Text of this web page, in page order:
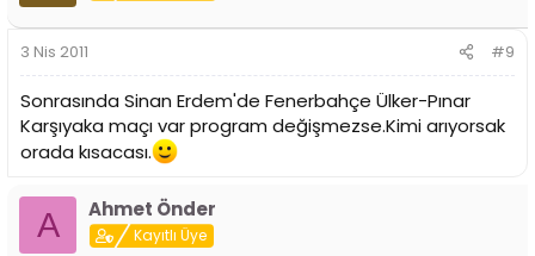
3 Nis 2011 #9
Sonrasında Sinan Erdem'de Fenerbahçe Ülker-Pınar
Karşıyaka maçı var program değişmezse.Kimi arıyorsak
orada kısacası.
A Ahmet Önder
Kayıtlı Üye